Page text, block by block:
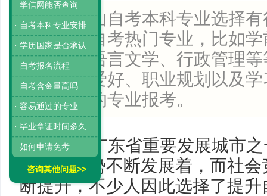
导读：中山自考本科专业选择
业是中山自考热门专业，比如
管理、汉语言文学、行政管理
自身兴趣爱好、职业规划以及
适合自己的专业报考。
中山是广东省重要发展城市
独特的优势不断发展着，而社
断提升，不少人因此选择了提
· 学信网能否查询
· 自考本科专业安排
· 学历国家是否承认
· 自考报名流程
· 自考含金量高吗
· 容易通过的专业
· 毕业拿证时间多久
· 如何申请免考
咨询其他问题>>